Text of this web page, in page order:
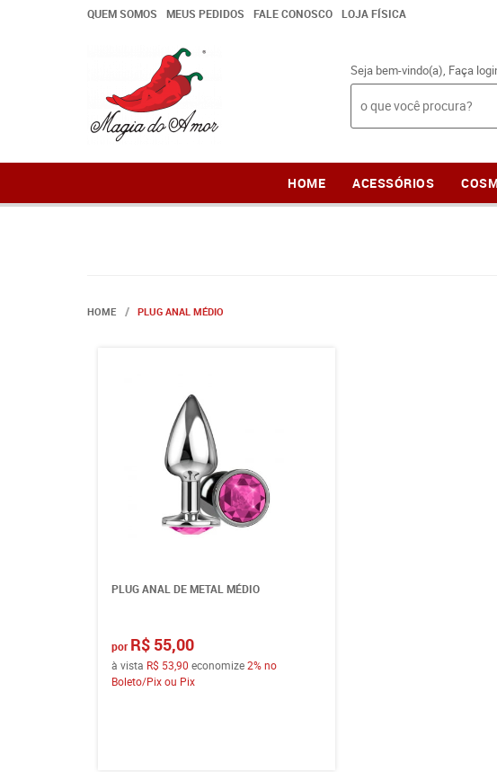
QUEM SOMOS MEUS PEDIDOS FALE CONOSCO LOJA FÍSICA
Seja bem-vindo(a), Faça
HOME ACESSÓRIOS
HOME PLUG ANAL MÉDIO
PLUG ANAL DE METAL MÉDIO
por R$ 55,00
à vista R$ 53,90 economize2% no
Boleto/Pix ou Pix